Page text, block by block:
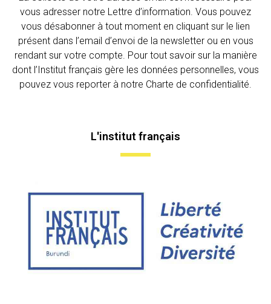
vous adresser notre Lettre d’information. Vous pouvez
vous désabonner à tout moment en cliquant sur le lien
présent dans l’email d’envoi de la newsletter ou en vous
rendant sur votre compte. Pour tout savoir sur la manière
dont l’Institut français gère les données personnelles, vous
pouvez vous reporter à notre Charte de confidentialité.
L'institut français